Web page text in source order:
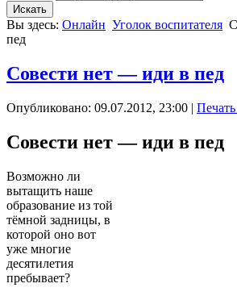
Вы здесь: Онлайн Уголок воспитателя
пед
Совести нет — иди в пед
Опубликовано: 09.07.2012, 23:00 | Печать
Совести нет — иди в пед
Возможно ли
вытащить наше
образование из той
тёмной задницы, в
которой оно вот
уже многие
десятилетия
пребывает?